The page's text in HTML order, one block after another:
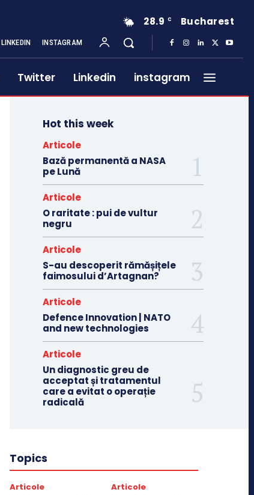
28.9 C Bucharest
LINKEDIN INSTAGRAM
Twitter Linkedin instagram
Hot this week
Articole
Bază permanentă a NASA
pe Lună
Articole
O raritate : pui de vultur
negru
Articole
S-au descoperit rămășițele
faimosului d’Artagnan?
Articole
Defence Innovation | NATO
and new technologies
Articole
Un diagnostic greu de
acceptat și tratamentul
care a evitat o operație
radicală
Topics
Articole Articole